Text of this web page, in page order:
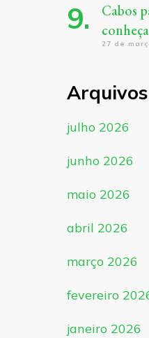
Cabos
27 de
Arquivos
julho 2026
junho 2026
maio 2026
abril 2026
março 2026
fevereiro
janeiro 2026